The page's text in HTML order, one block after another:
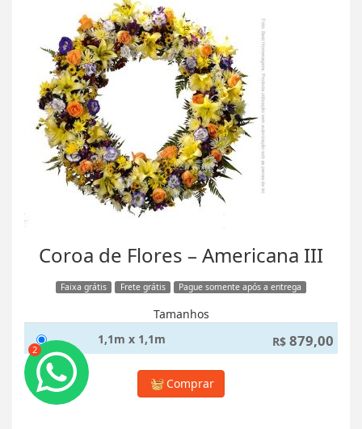
2
Coroa de Flores – Americana III
Faixa grátis Frete grátis Pague somente após a entrega
Tamanhos
1,1m x 1,1m
R$ 879,00
Comprar